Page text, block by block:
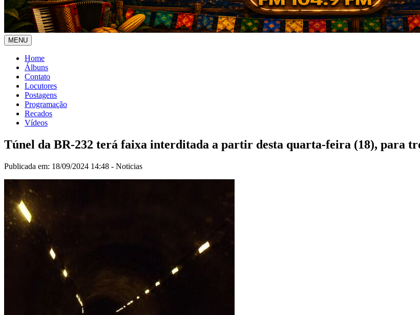
MENU
Home
Álbuns
Contato
Locutores
Postagens
Programação
Recados
Vídeos
Túnel da BR-232 terá faixa interditada a partir desta quarta-feira (18), para
Publicada em: 18/09/2024 14:48 - Noticias